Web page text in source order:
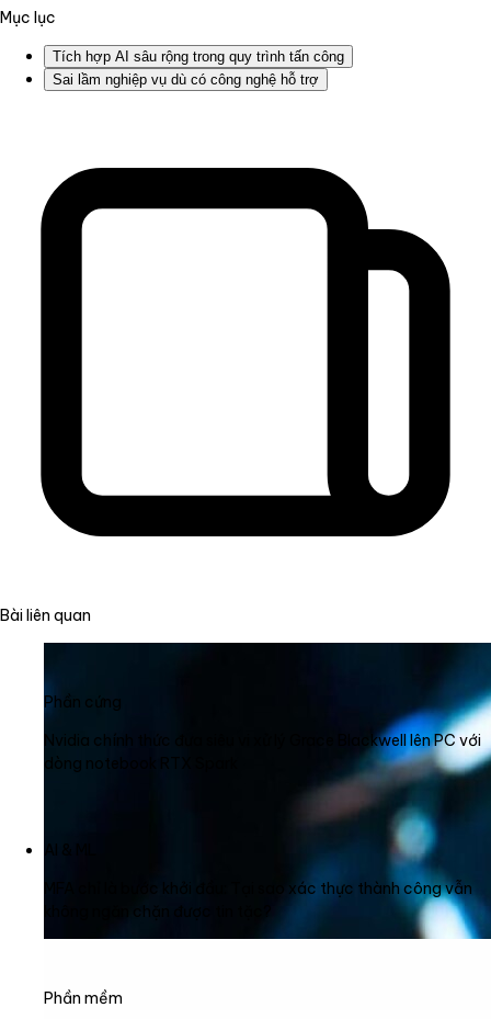
Mục lục
Tích hợp AI sâu rộng trong quy trình tấn công
Sai lầm nghiệp vụ dù có công nghệ hỗ trợ
Bài liên quan
Phần cứng
Nvidia chính thức đưa siêu vi xử lý Grace Blackwell lên PC với
dòng notebook RTX Spark
AI & ML
MFA chỉ là bước khởi đầu: Tại sao xác thực thành công vẫn
không ngăn chặn được tin tặc?
Phần mềm